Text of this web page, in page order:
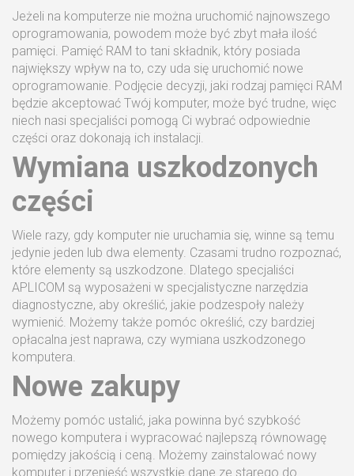
Jeżeli na komputerze nie można uruchomić najnowszego
oprogramowania, powodem może być zbyt mała ilość
pamięci. Pamięć RAM to tani składnik, który posiada
największy wpływ na to, czy uda się uruchomić nowe
oprogramowanie. Podjęcie decyzji, jaki rodzaj pamięci RAM
będzie akceptować Twój komputer, może być trudne, więc
niech nasi specjaliści pomogą Ci wybrać odpowiednie
części oraz dokonają ich instalacji.
Wymiana uszkodzonych
części
Wiele razy, gdy komputer nie uruchamia się, winne są temu
jedynie jeden lub dwa elementy. Czasami trudno rozpoznać,
które elementy są uszkodzone. Dlatego specjaliści
APLICOM są wyposażeni w specjalistyczne narzędzia
diagnostyczne, aby określić, jakie podzespoły należy
wymienić. Możemy także pomóc określić, czy bardziej
opłacalna jest naprawa, czy wymiana uszkodzonego
komputera.
Nowe zakupy
Możemy pomóc ustalić, jaka powinna być szybkość
nowego komputera i wypracować najlepszą równowagę
pomiędzy jakością i ceną. Możemy zainstalować nowy
komputer i przenieść wszystkie dane ze starego do